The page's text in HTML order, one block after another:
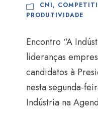
CNI,
PRODUTIVIDADE
Encontro “A
lideranças
candidatos à
nesta segunda-
Indústria na